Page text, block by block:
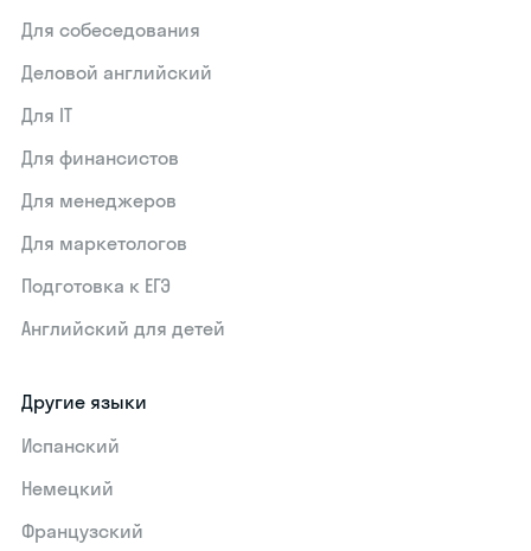
Для собеседования
Деловой английский
Для IT
Для финансистов
Для менеджеров
Для маркетологов
Подготовка к ЕГЭ
Английский для детей
Другие языки
Испанский
Немецкий
Французский